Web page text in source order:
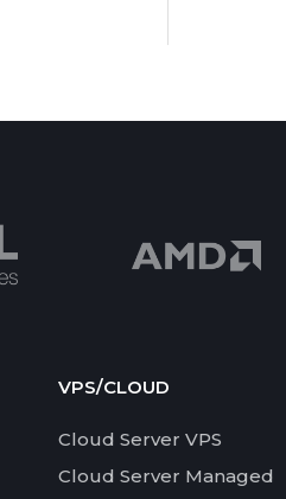
VPS/CLOUD
Cloud Server VPS
Cloud Server Managed